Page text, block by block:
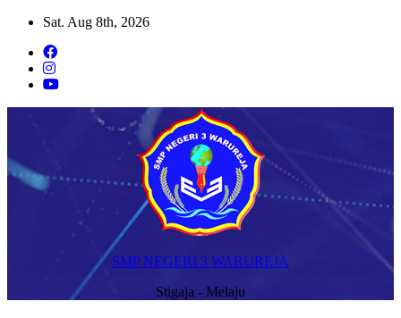
Skip
content
Sat. Aug 8th, 2026
SMP NEGERI 3 WARUREJA
Stigaja - Melaju